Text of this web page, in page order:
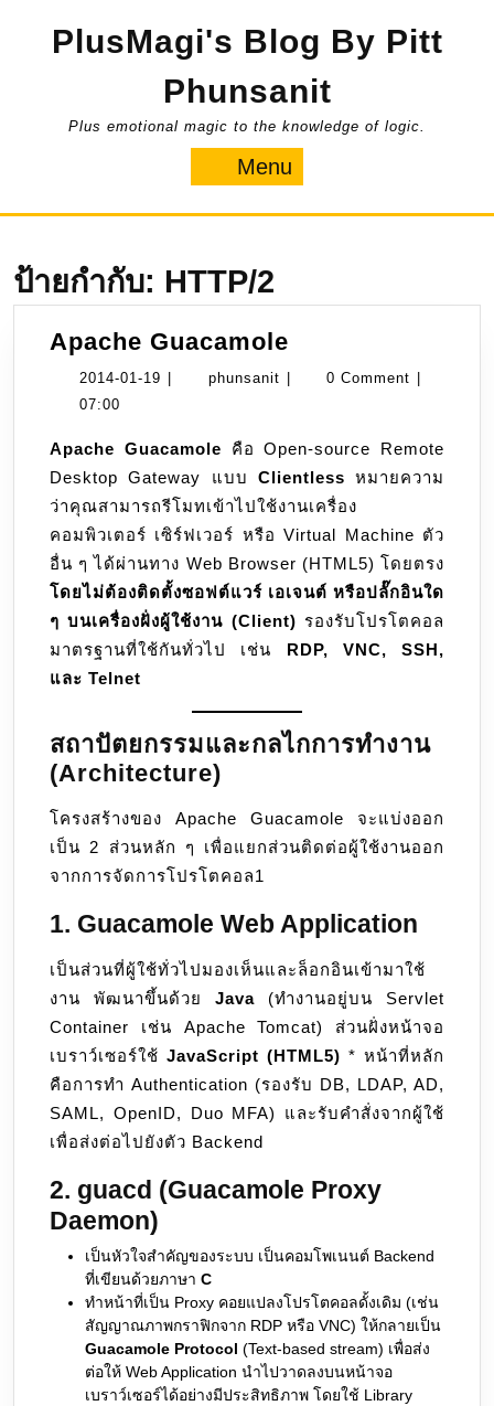
PlusMagi's Blog By Pitt
Phunsanit
Plus emotional magic to the knowledge of logic.
Menu
ป้ายกำกับ: HTTP/2
Apache Guacamole
Guacamole
2014-01-19 2014- phunsanit phunsanit0 Comment
07:00
Apache Guacamole คือ Open-source Remote
Desktop Gateway แบบ Clientless หมายความ
ว่าคุณสามารถรีโมทเข้าไปใช้งานเครื่อง
คอมพิวเตอร์ เซิร์ฟเวอร์ หรือ Virtual Machine ตัว
อื่น ๆ ได้ผ่านทาง Web Browser (HTML5) โดยตรง
โดยไม่ต้องติดตั้งซอฟต์แวร์ เอเจนต์ หรือปลั๊กอินใด
ๆ บนเครื่องฝั่งผู้ใช้งาน (Client) รองรับโปรโตคอล
มาตรฐานที่ใช้กันทั่วไป เช่น RDP, VNC, SSH,
และ Telnet
สถาปัตยกรรมและกลไกการทำงาน
(Architecture)
โครงสร้างของ Apache Guacamole จะแบ่งออก
เป็น 2 ส่วนหลัก ๆ เพื่อแยกส่วนติดต่อผู้ใช้งานออก
จากการจัดการโปรโตคอล1
1. Guacamole Web Application
เป็นส่วนที่ผู้ใช้ทั่วไปมองเห็นและล็อกอินเข้ามาใช้
งาน พัฒนาขึ้นด้วย Java (ทำงานอยู่บน Servlet
Container เช่น Apache Tomcat) ส่วนฝั่งหน้าจอ
เบราว์เซอร์ใช้ JavaScript (HTML5) * หน้าที่หลัก
คือการทำ Authentication (รองรับ DB, LDAP, AD,
SAML, OpenID, Duo MFA) และรับคำสั่งจากผู้ใช้
เพื่อส่งต่อไปยังตัว Backend
2. guacd (Guacamole Proxy
Daemon)
เป็นหัวใจสำคัญของระบบ เป็นคอมโพเนนต์ Backend
ที่เขียนด้วยภาษา C
ทำหน้าที่เป็น Proxy คอยแปลงโปรโตคอลดั้งเดิม (เช่น
สัญญาณภาพกราฟิกจาก RDP หรือ VNC) ให้กลายเป็น
Guacamole Protocol (Text-based stream) เพื่อส่ง
ต่อให้ Web Application นำไปวาดลงบนหน้าจอ
เบราว์เซอร์ได้อย่างมีประสิทธิภาพ โดยใช้ Library